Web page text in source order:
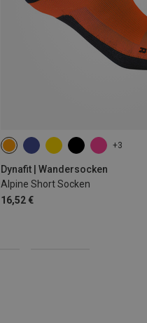
+3
Dynafit | Wandersocken
Alpine Short Socken
16,52 €
35|36|37|38 39|40|41|42